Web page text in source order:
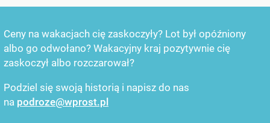
Ceny na wakacjach cię zaskoczyły? Lot był opóźniony
albo go odwołano? Wakacyjny kraj pozytywnie cię
zaskoczył albo rozczarował?
Podziel się swoją historią i napisz do nas
na podroze@wprost.pl